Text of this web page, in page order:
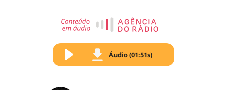
Áudio (01:51s)